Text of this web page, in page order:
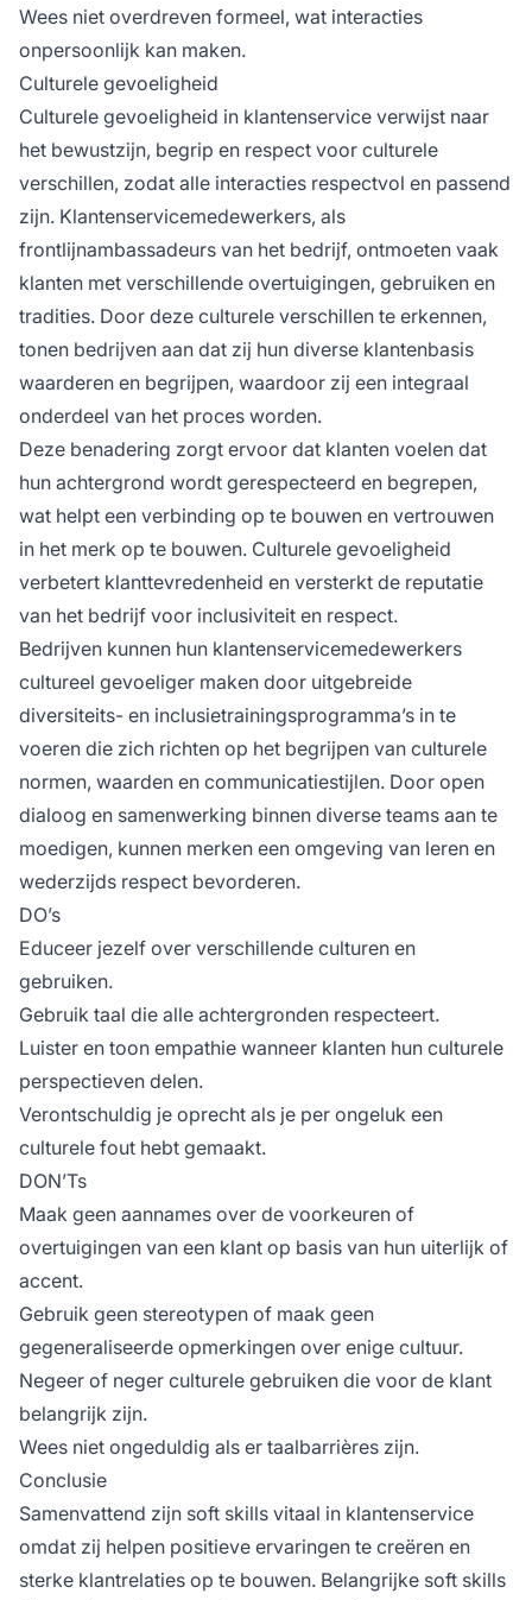
Wees niet overdreven formeel, wat interacties
onpersoonlijk kan maken.
Culturele gevoeligheid
Culturele gevoeligheid in klantenservice verwijst naar
het bewustzijn, begrip en respect voor culturele
verschillen, zodat alle interacties respectvol en passend
zijn. Klantenservicemedewerkers, als
frontlijnambassadeurs van het bedrijf, ontmoeten vaak
klanten met verschillende overtuigingen, gebruiken en
tradities. Door deze culturele verschillen te erkennen,
tonen bedrijven aan dat zij hun diverse klantenbasis
waarderen en begrijpen, waardoor zij een integraal
onderdeel van het proces worden.
Deze benadering zorgt ervoor dat klanten voelen dat
hun achtergrond wordt gerespecteerd en begrepen,
wat helpt een verbinding op te bouwen en vertrouwen
in het merk op te bouwen. Culturele gevoeligheid
verbetert klanttevredenheid en versterkt de reputatie
van het bedrijf voor inclusiviteit en respect.
Bedrijven kunnen hun klantenservicemedewerkers
cultureel gevoeliger maken door uitgebreide
diversiteits- en inclusietrainingsprogramma’s in te
voeren die zich richten op het begrijpen van culturele
normen, waarden en communicatiestijlen. Door open
dialoog en samenwerking binnen diverse teams aan te
moedigen, kunnen merken een omgeving van leren en
wederzijds respect bevorderen.
DO’s
Educeer jezelf over verschillende culturen en
gebruiken.
Gebruik taal die alle achtergronden respecteert.
Luister en toon empathie wanneer klanten hun culturele
perspectieven delen.
Verontschuldig je oprecht als je per ongeluk een
culturele fout hebt gemaakt.
DON’Ts
Maak geen aannames over de voorkeuren of
overtuigingen van een klant op basis van hun uiterlijk of
accent.
Gebruik geen stereotypen of maak geen
gegeneraliseerde opmerkingen over enige cultuur.
Negeer of neger culturele gebruiken die voor de klant
belangrijk zijn.
Wees niet ongeduldig als er taalbarrières zijn.
Conclusie
Samenvattend zijn soft skills vitaal in klantenservice
omdat zij helpen positieve ervaringen te creëren en
sterke klantrelaties op te bouwen. Belangrijke soft skills